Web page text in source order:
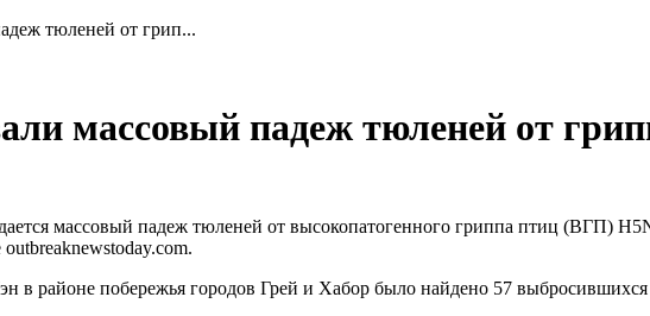
тюленей от грип...
массовый падеж тюленей от
массовый падеж тюленей от высокопатогенного гриппа птиц (ВГП)
в районе побережья городов Грей и Хабор было найдено 57